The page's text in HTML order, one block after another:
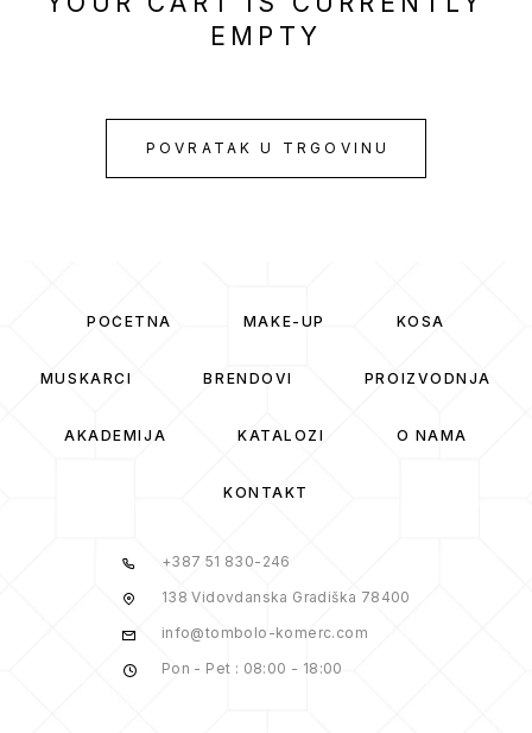
EMPTY
POVRATAK U TRGOVINU
POČETNA MAKE-UP KOSA
MUSKARCI BRENDOVI PROIZVODNJA
AKADEMIJA KATALOZI O NAMA
KONTAKT
+387 51 830-246
138 Vidovdanska Gradiška 78400
info@tombolo-komerc.com
Pon - Pet : 08:00 - 18:00